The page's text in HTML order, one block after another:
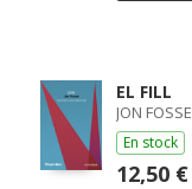
EL FILL
JON FOSSE
En stock
12,50 €